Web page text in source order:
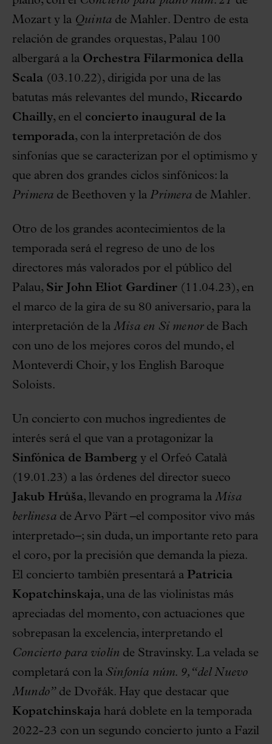
Mozart y la Quinta de Mahler. Dentro de esta
relación de grandes orquestas, Palau 100
albergará a la Orchestra Filarmonica della
Scala (03.10.22), dirigida por una de las
batutas más relevantes del mundo, Riccardo
Chailly, en el concierto inaugural de la
temporada, con la interpretación de dos
sinfonías que se caracterizan por el optimismo y
que abren dos grandes ciclos sinfónicos: la
Primera de Beethoven y laPrimerade Mahler.
Otro de los grandes acontecimientos de la
temporada será el regreso de uno de los
directores más valorados por el público del
Palau, Sir John Eliot Gardiner (11.04.23), en
el marco de la gira de su 80 aniversario, para la
interpretación de la Misa en Si menorde Bach
con uno de los mejores coros del mundo, el
Monteverdi Choir, y los English Baroque
Soloists.
Un concierto con muchos ingredientes de
interés será el que van a protagonizar la
Sinfónica de Bamberg y el Orfeó Català
(19.01.23) a las órdenes del director sueco
Jakub Hrůša, llevando en programa la Misa
berlinesade Arvo Pärt –el compositor vivo más
interpretado–; sin duda, un importante reto para
el coro, por la precisión que demanda la pieza.
El concierto también presentará a Patricia
Kopatchinskaja, una de las violinistas más
apreciadas del momento, con actuaciones que
sobrepasan la excelencia, interpretando el
Concierto para violín de Stravinsky. La velada se
completará con la Sinfonía núm. 9, “del Nuevo
Mundo”de Dvořák. Hay que destacar que
Kopatchinskaja hará doblete en la temporada
2022-23 con un segundo concierto junto a Fazil